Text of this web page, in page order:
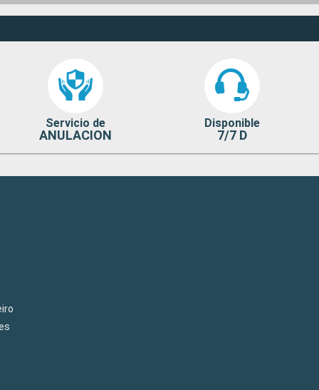
Servicio de
ANULACION
Disponible
7/7 D